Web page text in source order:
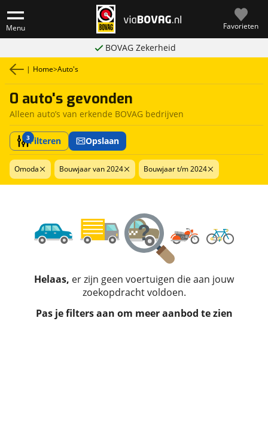
Menu Favorieten
BOVAG Zekerheid
| Home>Auto's
0 auto's gevonden
Alleen auto’s van erkende BOVAG bedrijven
3Filteren Opslaan
Omoda Bouwjaar van 2024 Bouwjaar t/m 2024
Helaas, er zijn geen voertuigen die aan jouw
zoekopdracht voldoen.
Pas je filters aan om meer aanbod te zien